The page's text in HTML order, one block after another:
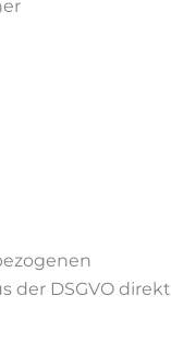
der DSGVO direkt